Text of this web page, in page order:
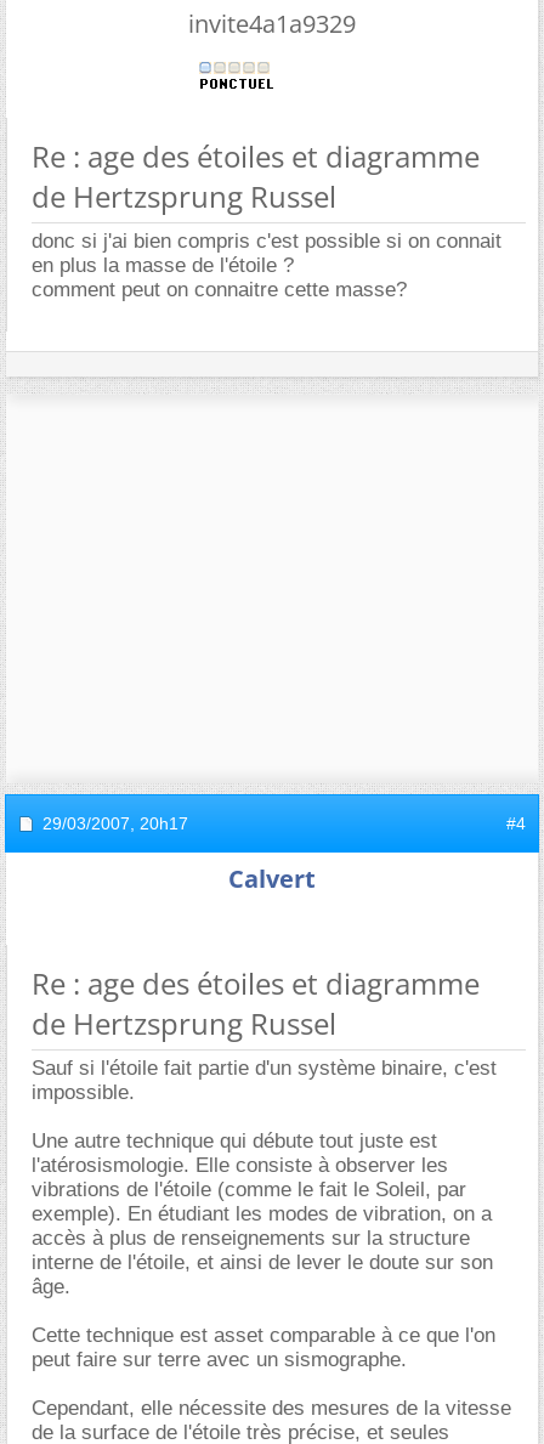
invite4a1a9329
Re : age des étoiles et diagramme
de Hertzsprung Russel
donc si j'ai bien compris c'est possible si on connait
en plus la masse de l'étoile ?
comment peut on connaitre cette masse?
29/03/2007, 20h17 #4
Calvert
Re : age des étoiles et diagramme
de Hertzsprung Russel
Sauf si l'étoile fait partie d'un système binaire, c'est
impossible.
Une autre technique qui débute tout juste est
l'atérosismologie. Elle consiste à observer les
vibrations de l'étoile (comme le fait le Soleil, par
exemple). En étudiant les modes de vibration, on a
accès à plus de renseignements sur la structure
interne de l'étoile, et ainsi de lever le doute sur son
ge.
Cette technique est asset comparable à ce que l'on
peut faire sur terre avec un sismographe.
Cependant, elle nécessite des mesures de la vitesse
de la surface de l'étoile très précise, et seules